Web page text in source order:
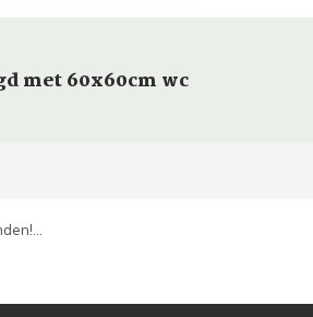
met 60x60cm wc